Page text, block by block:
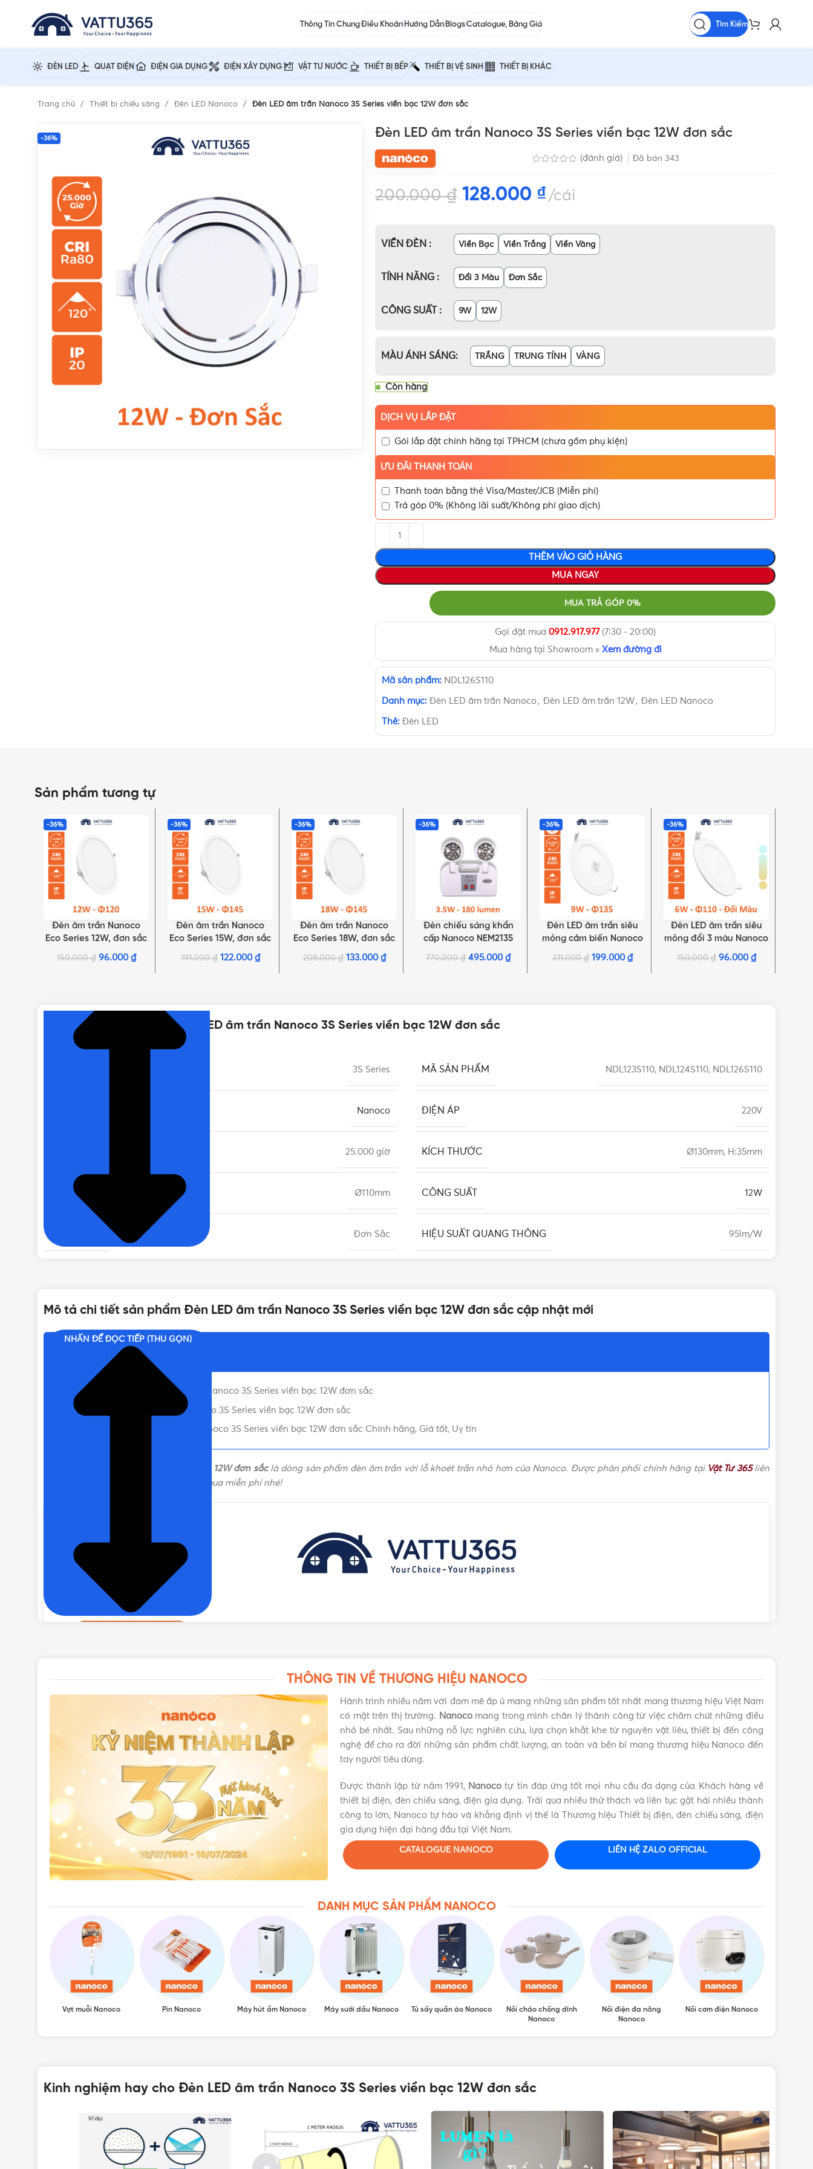
Thông Tin ChungĐiều Khoản Hướng Dẫn BlogsCatalogue, Bảng Giá Tìm Kiếm
ĐÈN LED QUẠT ĐIỆN ĐIỆN GIA DỤNG ĐIỆN XÂY DỰNG VẬT TƯ NƯỚC THIẾT BỊ BẾP THIẾT BỊ VỆ SINH THIẾT BỊ KHÁC
Trang chủ Thiết bị chiếu sáng Đèn LED Nanoco Đèn LED âm trần Nanoco 3S Series viền bạc 12W đơn sắc
-36% Đèn LED âm trần Nanoco 3S Series viền bạc 12W đơn sắc
(đánh giá) Đã bán 343
200.000₫ 128.000 ₫ cái
VIỀN ĐÈN Viền Bạc Viền Trắng Viền Vàng
TÍNH NĂNG Đổi 3 Màu Đơn Sắc
CÔNG SUẤT 9W 12W
MÀU ÁNH SÁNG TRẮNG TRUNG TÍNH VÀNG
Còn hàng
DỊCH VỤ LẮP ĐẶT
Gói lắp đặt chính hãng tại TPHCM (chưa gồm phụ kiện)
ƯU ĐÃI THANH TOÁN
Thanh toán bằng thẻ Visa/Master/JCB (Miễn phí)
Trả góp 0% (Không lãi suất/Không phí giao dịch)
THÊM VÀO GIỎ HÀNG
MUA NGAY
MUA TRẢ GÓP 0%
Gọi đặt mua 0912.917.977(7:30 - 20:00)
Mua hàng tại Showroom » Xem đường đi
Mã sản phẩm: NDL126S110
Danh mục: Đèn LED âm trần Nanoco, Đèn LED âm trần 12W, Đèn LED Nanoco
Thẻ: Đèn LED
Sản phẩm tương tự
-36%
LỰA CHỌN TÙY CHỌN
Đèn âm trần Nanoco
Eco Series 12W, đơn sắc
| NED126, NED124,
NED123
150.000₫ 96.000 ₫
-36%
LỰA CHỌN TÙY CHỌN
Đèn âm trần Nanoco
Eco Series 15W, đơn sắc
| NED156, NED154,
NED153
191.000₫ 122.000 ₫
-36%
LỰA CHỌN TÙY CHỌN
Đèn âm trần Nanoco
Eco Series 18W, đơn sắc
| NED186, NED184,
NED183
208.000₫ 133.000 ₫
-36%
THÊM VÀO GIỎ HÀNG
Đèn chiếu sáng khẩn
cấp Nanoco NEM2135
3.5W (có chứng nhận
PCCC)
770.000₫ 495.000 ₫
-36%
LỰA CHỌN TÙY CHỌN
Đèn LED âm trần siêu
mỏng cảm biến Nanoco
9W, đơn sắc | NSD096S,
NSD093S
311.000₫ 199.000 ₫
-36%
THÊM VÀO GIỎ HÀNG
Đèn LED âm trần siêu
mỏng đổi 3 màu Nanoco
6W | NSD06C1
150.000₫ 96.000 ₫
Thông số kỹ thuật của Đèn LED âm trần Nanoco 3S Series viền bạc 12W đơn sắc
3S Series MÃ SẢN PHẨM NDL123S110, NDL124S110, NDL126S110
Nanoco ĐIỆN ÁP 220V
25.000 giờ KÍCH THƯỚC Ø130mm, H:35mm
KÍCH THƯỚC KHOÉT Ø110mm CÔNG SUẤT 12W
Đơn Sắc HIỆU SUẤT QUANG THÔNG 95lm/W
GÓC CHIẾU
VIỀN ĐÈN
TRẮNG,TRUNG TÍNH,VÀNG LOẠI Đèn LED Nanoco,Đèn Nanoco
NHẤN ĐỂ XEM TIẾP (THU GỌN)
Mô tả chi tiết sản phẩm Đèn LED âm trần Nanoco 3S Series viền bạc 12W đơn sắc cập nhật mới
Nội dung chính
Tóm tắt đặc điểm đèn downlight Nanoco 3S Series viền bạc 12W đơn sắc
Hình ảnh Đèn LED âm trần Nanoco 3S Series viền bạc 12W đơn sắc
Liên hệ mua Đèn LED âm trần Nanoco 3S Series viền bạc 12W đơn sắc Chính hãng, Giá tốt, Uy tín
Đèn âm trần Nanoco 3S Series viền bạc 12W đơn sắclà dòng sản phẩm đèn âm trần với lỗ khoét trần nhỏ hơn của Nanoco. Được phân phối chính hãng tại Vật Tư 365liên
hệ với chúng tôi để được tư vấn chọn mua miễn phí nhé!
NHẤN ĐỂ ĐỌC TIẾP (THU GỌN)
THÔNG TIN VỀ THƯƠNG HIỆU NANOCO
Hành trình nhiều năm với đam mê ấp ủ mang những sản phẩm tốt nhất mang thương hiệu Việt Nam
có mặt trên thị trường. Nanocomang trong mình chân lý thành công từ việc chăm chút những điều
nhỏ bé nhất. Sau những nỗ lực nghiên cứu, lựa chọn khắt khe từ nguyên vật liêu, thiết bị đến công
nghệ để cho ra đời những sản phẩm chất lượng, an toàn và bền bỉ mang thương hiệu Nanoco đến
tay người tiêu dùng.
Được thành lập từ năm 1991, Nanoco tự tin đáp ứng tốt mọi nhu cầu đa dạng của Khách hàng về
thiết bị điện, đèn chiếu sáng, điện gia dụng. Trải qua nhiều thử thách và liên tục gặt hái nhiều thành
công to lớn, Nanoco tự hào và khẳng định vị thế là Thương hiệu Thiết bị điện, đèn chiếu sáng, điện
gia dụng hiện đại hàng đầu tại Việt Nam.
CATALOGUE NANOCO LIÊN HỆ ZALO OFFICIAL
DANH MỤC SẢN PHẨM NANOCO
Vợt muỗi Nanoco Pin Nanoco Máy hút ẩm Nanoco Máy sưởi dầu Nanoco Tủ sấy quần áo Nanoco
Nồi chảo chống dính
Nanoco
Nồi điện đa năng
Nanoco
Nồi cơm điện Nanoco
Kinh nghiệm hay cho Đèn LED âm trần Nanoco 3S Series viền bạc 12W đơn sắc